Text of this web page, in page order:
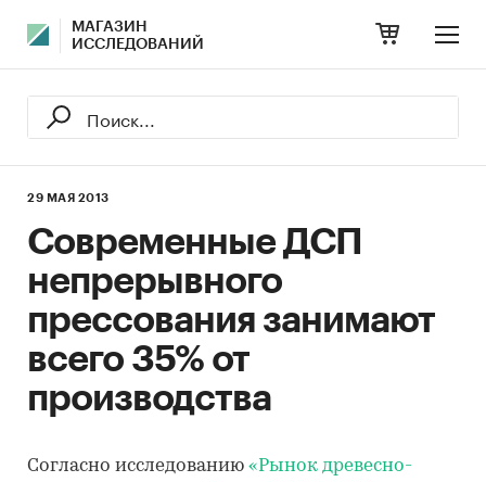
МАГАЗИН
ИССЛЕДОВАНИЙ
29 МАЯ 2013
Современные ДСП
непрерывного
прессования занимают
всего 35% от
производства
Согласно исследованию «Рынок древесно-